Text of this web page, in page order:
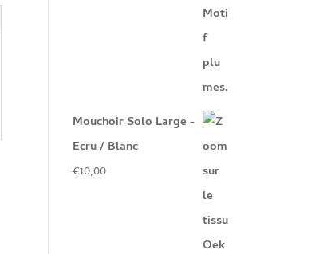
Mouchoir Solo Large -
Ecru / Blanc
€10,00